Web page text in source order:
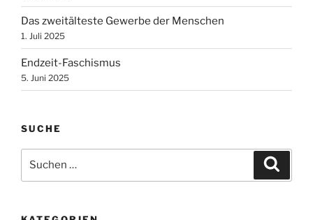
Das zweitälteste Gewerbe der Menschen
1. Juli 2025
Endzeit-Faschismus
5. Juni 2025
SUCHE
nach: